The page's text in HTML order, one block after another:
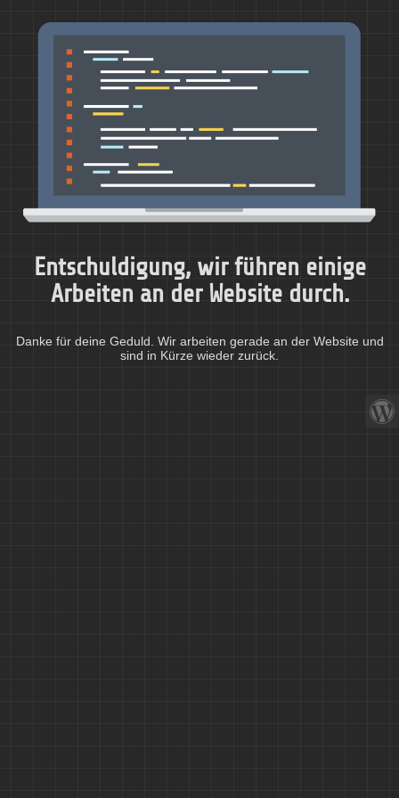
Entschuldigung, wir führen einige
Arbeiten an der Website durch.
Danke für deine Geduld. Wir arbeiten gerade an der Website und
sind in Kürze wieder zurück.